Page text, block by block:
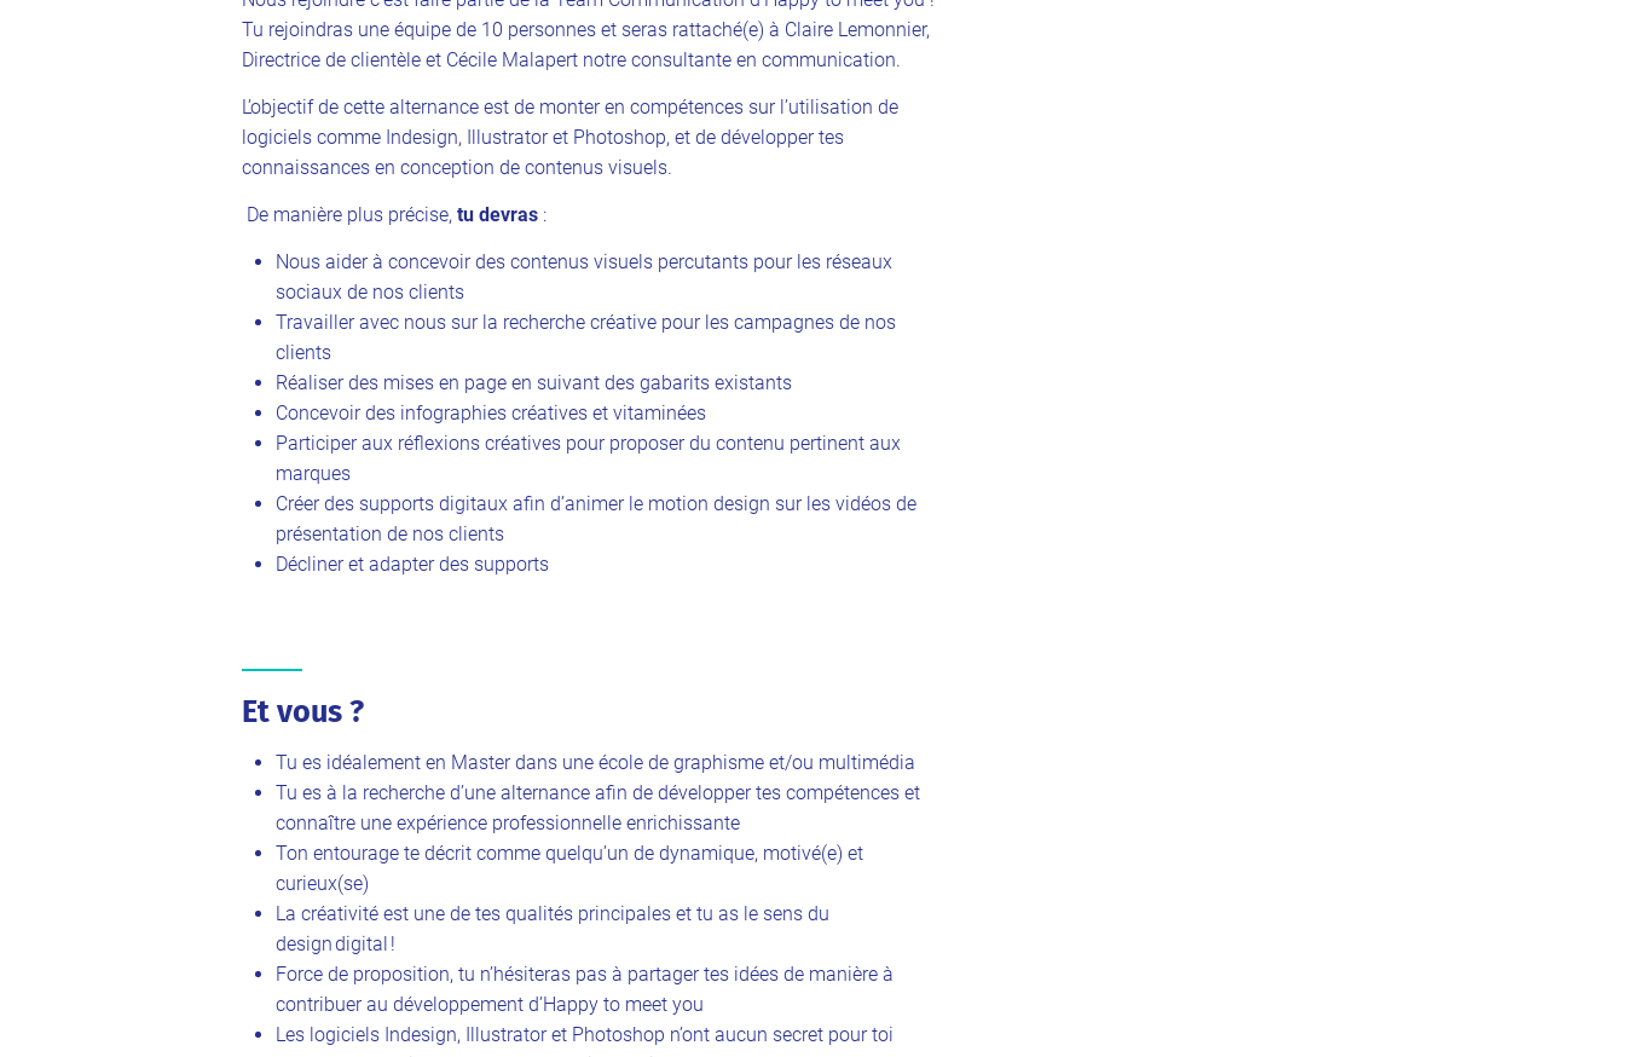
Tu rejoindras une équipe de 10 personnes et seras rattaché(e) à Claire Lemonnier,
Directrice de clientèle et Cécile Malapert notre consultante en communication.
L’objectif de cette alternance est de monter en compétences sur l’utilisation de
logiciels comme Indesign, Illustrator et Photoshop, et de développer tes
connaissances en conception de contenus visuels.
De manière plus précise, tu devras :
Nous aider à concevoir des contenus visuels percutants pour les réseaux
sociaux de nos clients
Travailler avec nous sur la recherche créative pour les campagnes de nos
clients
Réaliser des mises en page en suivant des gabarits existants
Concevoir des infographies créatives et vitaminées
Participer aux réflexions créatives pour proposer du contenu pertinent aux
marques
Créer des supports digitaux afin d’animer le motion design sur les vidéos de
présentation de nos clients
Décliner et adapter des supports
Et vous ?
Tu es idéalement en Master dans une école de graphisme et/ou multimédia
Tu es à la recherche d’une alternance afin de développer tes compétences et
connaître une expérience professionnelle enrichissante
Ton entourage te décrit comme quelqu’un de dynamique, motivé(e) et
curieux(se)
La créativité est une de tes qualités principales et tu as le sens du
design digital !
Force de proposition, tu n’hésiteras pas à partager tes idées de manière à
contribuer au développement d’Happy to meet you
Les logiciels Indesign, Illustrator et Photoshop n’ont aucun secret pour toi